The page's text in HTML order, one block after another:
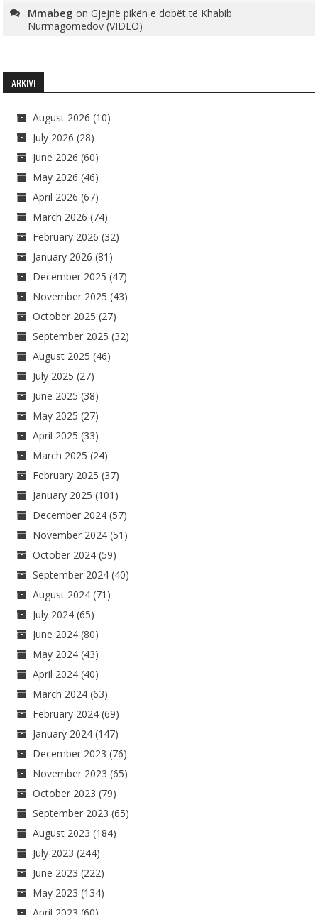
Mmabeg onGjejnë pikën e dobët të Khabib
Nurmagomedov (VIDEO)
ARKIVI
August 2026 (10)
July 2026 (28)
June 2026 (60)
May 2026 (46)
April 2026 (67)
March 2026 (74)
February 2026 (32)
January 2026 (81)
December 2025 (47)
November 2025 (43)
October 2025 (27)
September 2025 (32)
August 2025 (46)
July 2025 (27)
June 2025 (38)
May 2025 (27)
April 2025 (33)
March 2025 (24)
February 2025 (37)
January 2025 (101)
December 2024 (57)
November 2024 (51)
October 2024 (59)
September 2024 (40)
August 2024 (71)
July 2024 (65)
June 2024 (80)
May 2024 (43)
April 2024 (40)
March 2024 (63)
February 2024 (69)
January 2024 (147)
December 2023 (76)
November 2023 (65)
October 2023 (79)
September 2023 (65)
August 2023 (184)
July 2023 (244)
June 2023 (222)
May 2023 (134)